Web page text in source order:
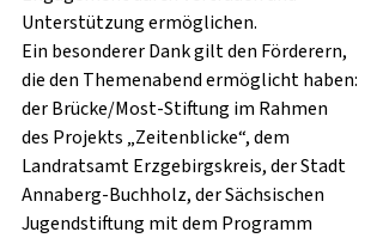
Unterstützung ermöglichen.
Ein besonderer Dank gilt den Förderern,
die den Themenabend ermöglicht haben:
der Brücke/Most-Stiftung im Rahmen
des Projekts „Zeitenblicke“, dem
Landratsamt Erzgebirgskreis, der Stadt
Annaberg-Buchholz, der Sächsischen
Jugendstiftung mit dem Programm